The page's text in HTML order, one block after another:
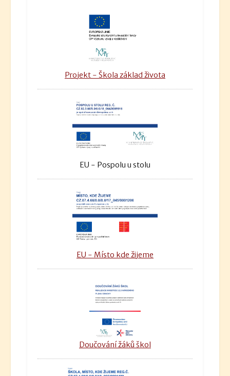
Projekt - Škola základ života
EU - Pospolu u stolu
EU - Místo kde žijeme
Doučování žáků škol